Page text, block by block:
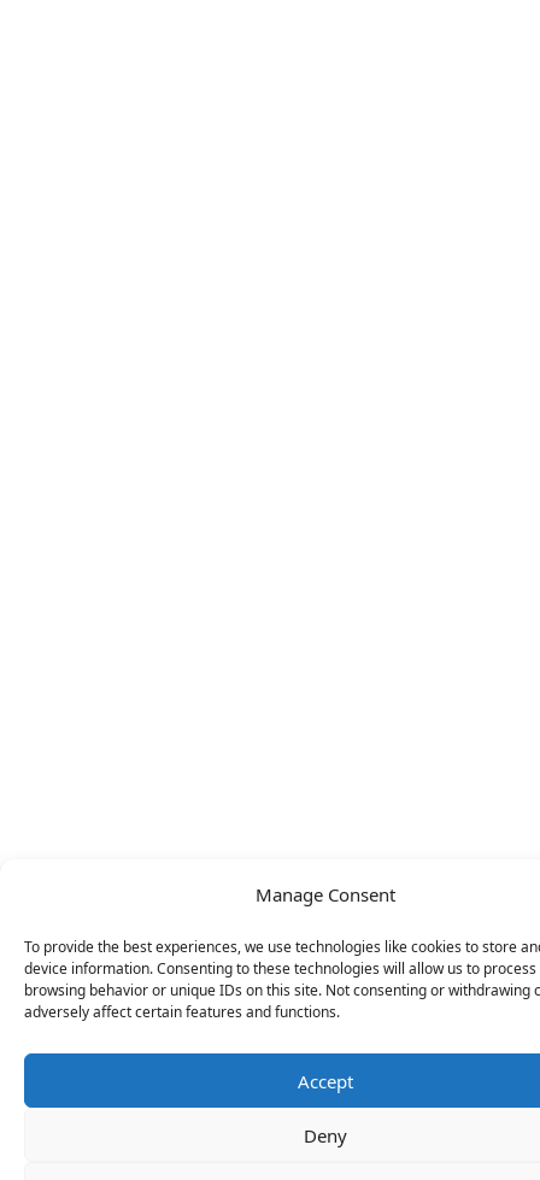
Manage Consent
To provide the best experiences, we use technologies like cookies to store
device information. Consenting to these technologies will allow us to process
browsing behavior or unique IDs on this site. Not consenting or withdrawing
adversely affect certain features and functions.
Accept
Deny